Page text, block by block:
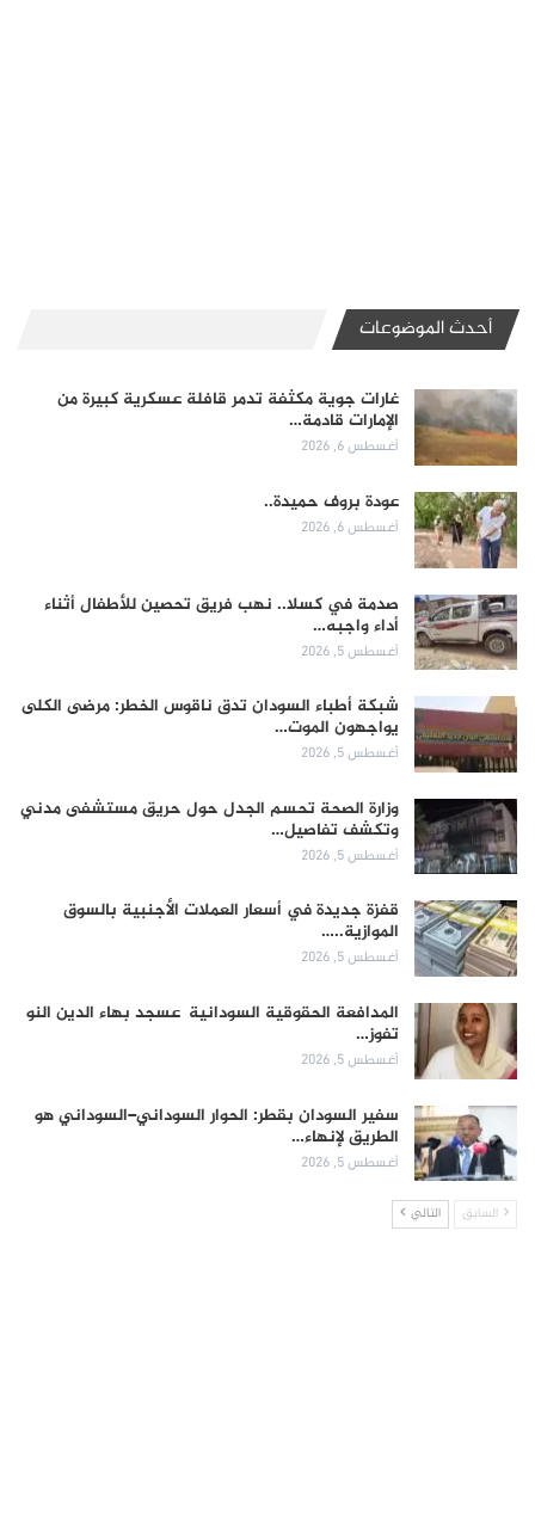
أحدث الموضوعات
غارات جوية مكثفة تدمر قافلة عسكرية كبيرة من
الإمارات قادمة…
أغسطس 6, 2026
عودة بروف حميدة..
أغسطس 6, 2026
صدمة في كسلا.. نهب فريق تحصين للأطفال أثناء
أداء واجبه…
أغسطس 5, 2026
شبكة أطباء السودان تدق ناقوس الخطر: مرضى الكلى
يواجهون الموت…
أغسطس 5, 2026
وزارة الصحة تحسم الجدل حول حريق مستشفى مدني
وتكشف تفاصيل…
أغسطس 5, 2026
قفزة جديدة في أسعار العملات الأجنبية بالسوق
الموازية..…
أغسطس 5, 2026
المدافعة الحقوقية السودانية عسجد بهاء الدين النو
تفوز…
أغسطس 5, 2026
سفير السودان بقطر: الحوار السوداني–السوداني هو
الطريق لإنهاء…
أغسطس 5, 2026
السابق التالي